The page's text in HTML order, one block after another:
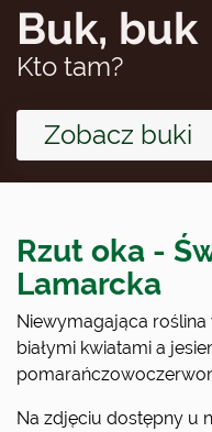
Buk, buk
Kto tam?
Zobacz buki
Rzut oka -
Lamarcka
Niewymagająca roślina
białymi kwiatami a
Na zdjęciu dostępny u